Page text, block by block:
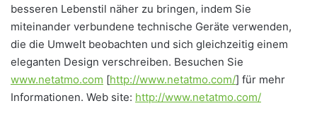
besseren Lebenstil näher zu bringen, indem Sie
miteinander verbundene technische Geräte verwenden,
die die Umwelt beobachten und sich gleichzeitig einem
eleganten Design verschreiben. Besuchen Sie
www.netatmo.com [http://www.netatmo.com/] für mehr
Informationen. Web site: http://www.netatmo.com/